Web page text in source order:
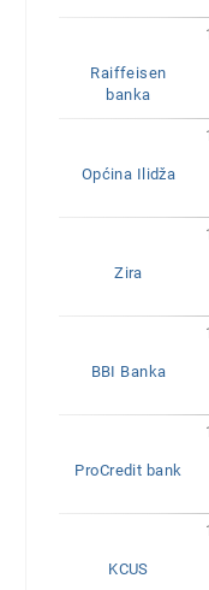
Raiffeisen
banka
Općina Ilidža
Zira
BBI Banka
ProCredit bank
KCUS